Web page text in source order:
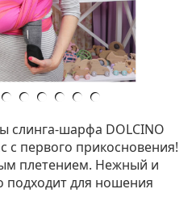
слинга-шарфа DOLCINO
с первого прикосновения!
плетением. Нежный и
подходит для ношения